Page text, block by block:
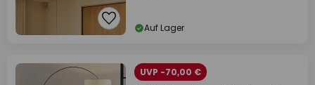
Auf Lager
UVP -70,00 €